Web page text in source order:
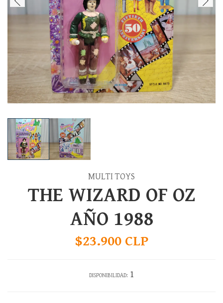
MULTI TOYS
THE WIZARD OF OZ
AÑO 1988
$23.900 CLP
DISPONIBILIDAD: 1